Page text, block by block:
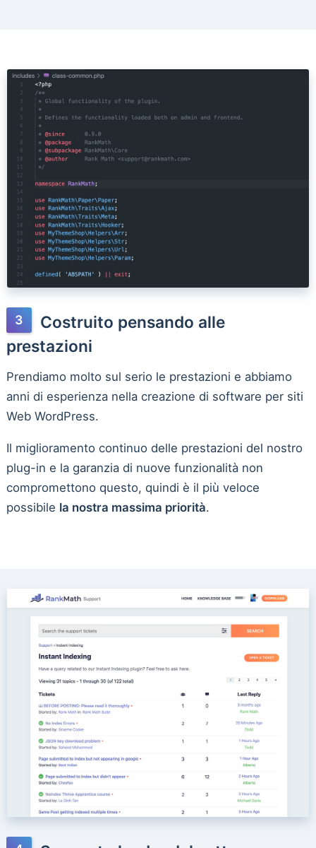
Costruito pensando alle
prestazioni
Prendiamo molto sul serio le prestazioni e abbiamo
anni di esperienza nella creazione di software per siti
Web WordPress.
Il miglioramento continuo delle prestazioni del nostro
plug-in e la garanzia di nuove funzionalità non
compromettono questo, quindi è il più veloce
possibile la nostra massima priorità.